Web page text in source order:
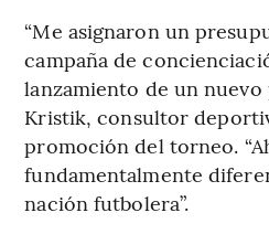
“Me asignaron un
campaña de
lanzamiento de un
Kristik, consultor
promoción del torneo.
fundamentalmente
nación futbolera”.